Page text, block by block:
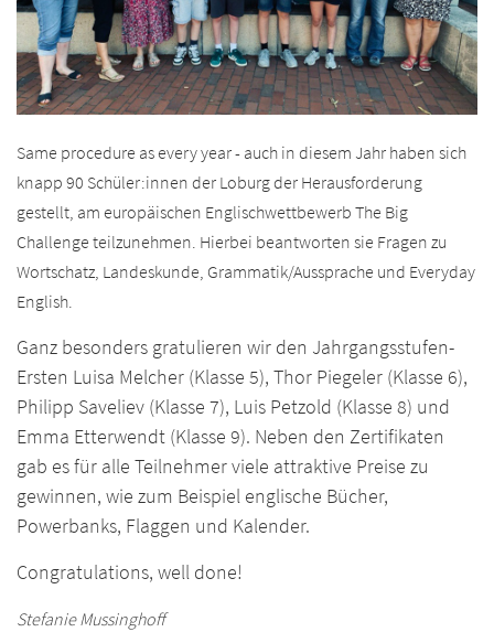
Same procedure as every year - auch in diesem Jahr haben sich
knapp 90 Schüler:innen der Loburg der Herausforderung
gestellt, am europäischen Englischwettbewerb The Big
Challenge teilzunehmen. Hierbei beantworten sie Fragen zu
Wortschatz, Landeskunde, Grammatik/Aussprache und Everyday
English.
Ganz besonders gratulieren wir den Jahrgangsstufen-
Ersten Luisa Melcher (Klasse 5), Thor Piegeler (Klasse 6),
Philipp Saveliev (Klasse 7), Luis Petzold (Klasse 8) und
Emma Etterwendt (Klasse 9). Neben den Zertifikaten
gab es für alle Teilnehmer viele attraktive Preise zu
gewinnen, wie zum Beispiel englische Bücher,
Powerbanks, Flaggen und Kalender.
Congratulations, well done!
Stefanie Mussinghoff